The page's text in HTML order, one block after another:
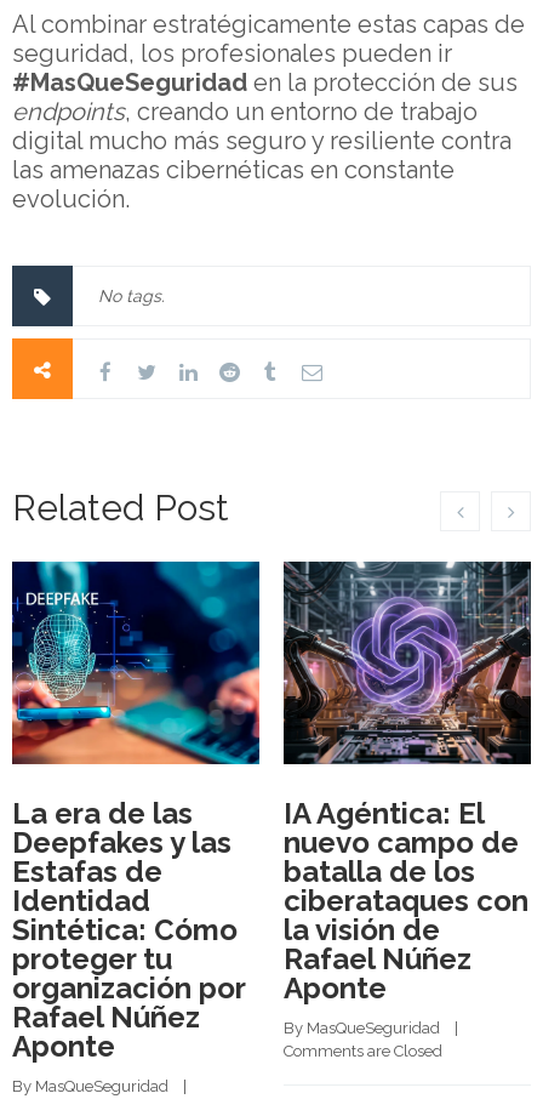
Al combinar estratégicamente estas capas de
seguridad, los profesionales pueden ir
#MasQueSeguridad en la protección de sus
endpoints, creando un entorno de trabajo
digital mucho más seguro y resiliente contra
las amenazas cibernéticas en constante
evolución.
No tags.
Related Post
La era de las
Deepfakes y las
Estafas de
Identidad
Sintética: Cómo
proteger tu
organización por
Rafael Núñez
Aponte
By MasQueSeguridad
IA Agéntica: El
nuevo campo de
batalla de los
ciberataques con
la visión de
Rafael Núñez
Aponte
By MasQueSeguridad
Comments are Closed